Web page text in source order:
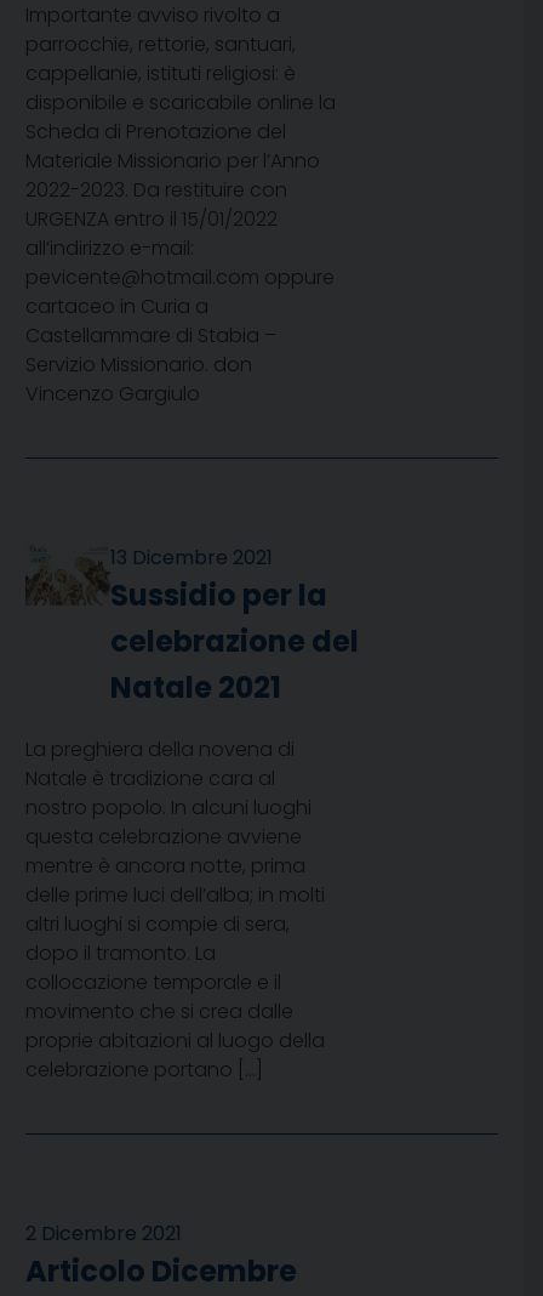
Importante avviso rivolto a
parrocchie, rettorie, santuari,
cappellanie, istituti religiosi: è
disponibile e scaricabile online la
Scheda di Prenotazione del
Materiale Missionario per l’Anno
2022-2023. Da restituire con
URGENZA entro il 15/01/2022
all’indirizzo e-mail:
pevicente@hotmail.com oppure
cartaceo in Curia a
Castellammare di Stabia –
Servizio Missionario. don
Vincenzo Gargiulo
13 Dicembre 2021
Sussidio per la
celebrazione del
Natale 2021
La preghiera della novena di
Natale è tradizione cara al
nostro popolo. In alcuni luoghi
questa celebrazione avviene
mentre è ancora notte, prima
delle prime luci dell’alba; in molti
altri luoghi si compie di sera,
dopo il tramonto. La
collocazione temporale e il
movimento che si crea dalle
proprie abitazioni al luogo della
celebrazione portano […]
2 Dicembre 2021
Articolo Dicembre